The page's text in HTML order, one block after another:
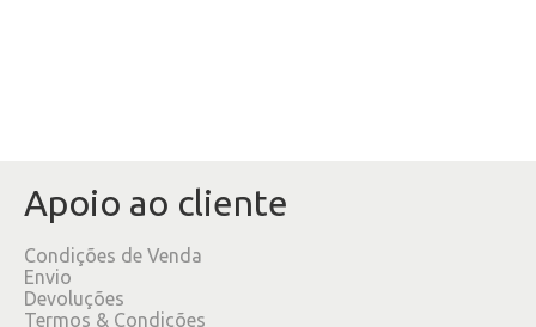
Apoio ao cliente
Condições de Venda
Envio
Devoluções
Termos & Condições